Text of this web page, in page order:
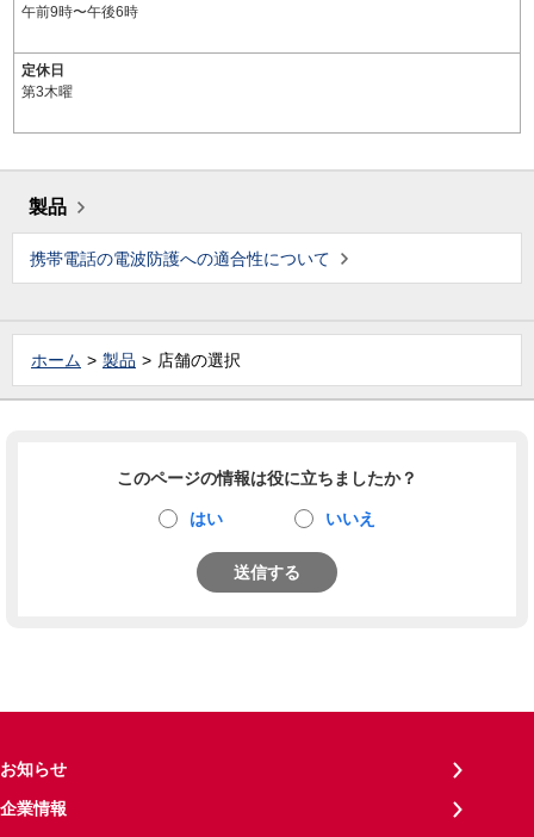
午前9時〜午後6時
定休日
第3木曜
製品
携帯電話の電波防護への適合性について
ホーム 製品 店舗の選択
このページの情報は役に立ちましたか？
はい いいえ
送信する
お知らせ
企業情報